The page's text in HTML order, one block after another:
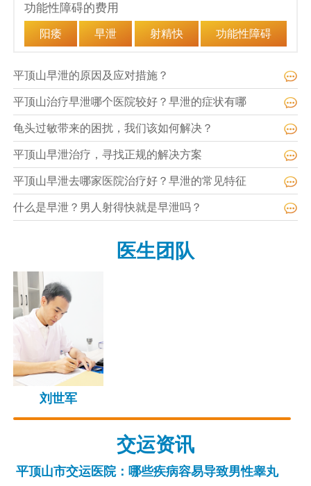
功能性障碍的费用
阳痿 早泄 射精快 功能性障碍
平顶山早泄的原因及应对措施？
平顶山治疗早泄哪个医院较好？早泄的症状有哪
龟头过敏带来的困扰，我们该如何解决？
平顶山早泄治疗，寻找正规的解决方案
平顶山早泄去哪家医院治疗好？早泄的常见特征
什么是早泄？男人射得快就是早泄吗？
医生团队
刘世军
交运资讯
平顶山市交运医院：哪些疾病容易导致男性睾丸